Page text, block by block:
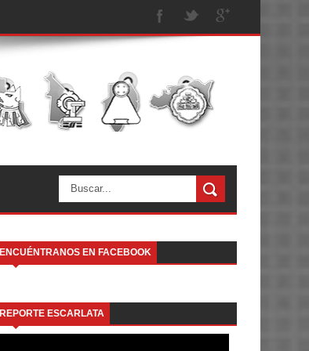
ENCUÉNTRANOS EN FACEBOOK
REPORTE ESCARLATA